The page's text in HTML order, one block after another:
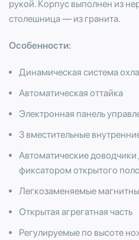
рукой. Корпус выполнен из
столешница — из гранита.
Особенности:
Динамическая система
Автоматическая оттайка
Электронная панель
3 вместительные
Автоматические доводчики
фиксатором открытого
Легкозаменяемые
Открытая агрегатная часть
Регулируемые по высоте